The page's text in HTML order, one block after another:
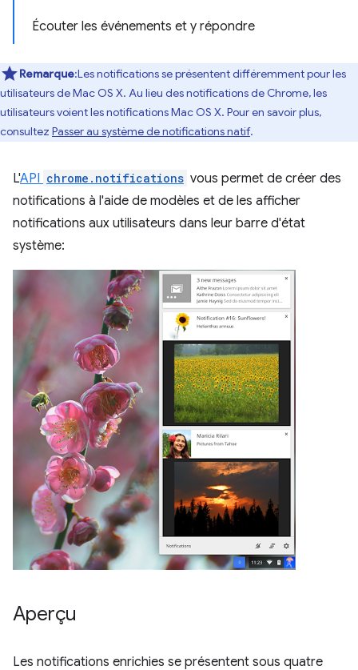
Écouter les événements et y répondre
Remarque:Les notifications se présentent différemment pour les
utilisateurs de Mac OS X. Au lieu des notifications de Chrome, les
utilisateurs voient les notifications Mac OS X. Pour en savoir plus,
consultez Passer au système de notifications natif.
L'API chrome.notifications vous permet de créer des
notifications à l'aide de modèles et de les afficher
notifications aux utilisateurs dans leur barre d'état
système:
Aperçu
Les notifications enrichies se présentent sous quatre